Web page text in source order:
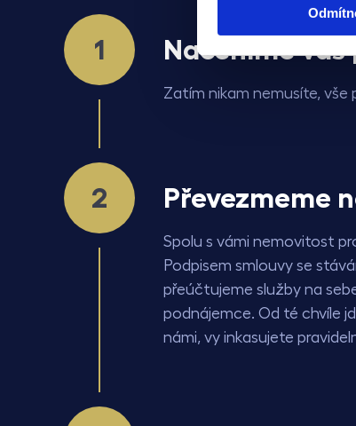
Naceníme
Zatím nikam nemusíte, vše
Převezmeme
Spolu s vámi nemovitost
Podpisem smlouvy se
přeúčtujeme služby na
podnájemce. Od té chvíle
námi, vy inkasujete